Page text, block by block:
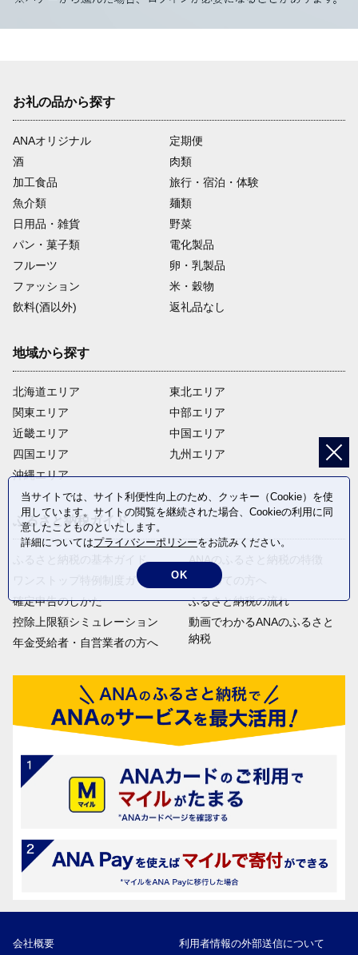
お礼の品から探す
ANAオリジナル
定期便
酒
肉類
加工食品
旅行・宿泊・体験
魚介類
麺類
日用品・雑貨
野菜
パン・菓子類
電化製品
フルーツ
卵・乳製品
ファッション
米・穀物
飲料(酒以外)
返礼品なし
地域から探す
北海道エリア
関東エリア
近畿エリア
四国エリア
沖縄エリア
東北エリア
中部エリア
中国エリア
九州エリア
ふるさと納税ガイド
ふるさと納税の基本ガイド
ワンストップ特例制度ガイド
確定申告のしかた
控除上限額シミュレーション
年金受給者・自営業者の方へ
ANAのふるさと納税の特徴
はじめての方へ
ふるさと納税の流れ
動画でわかるANAのふるさと
納税
会社概要 利用者情報の外部送信について
当サイトでは、サイト利便性向上のため、クッキー（Cookie）を使
用しています。サイトの閲覧を継続された場合、Cookieの利用に同
意したことものといたします。
詳細についてはプライバシーポリシーをお読みください。
OK